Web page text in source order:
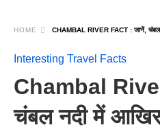
HOME CHAMBAL RIVER FACT : जानें, चंबल
Interesting Travel Facts
Chambal
चंबल नदी में आखिर